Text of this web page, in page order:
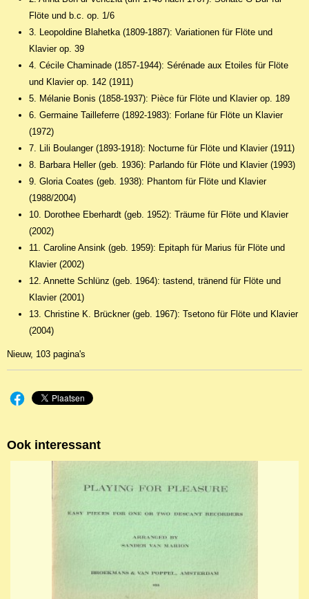
Flöte und b.c. op. 1/6
3. Leopoldine Blahetka (1809-1887): Variationen für Flöte und
Klavier op. 39
4. Cécile Chaminade (1857-1944): Sérénade aux Etoiles für Flöte
und Klavier op. 142 (1911)
5. Mélanie Bonis (1858-1937): Pièce für Flöte und Klavier op. 189
6. Germaine Tailleferre (1892-1983): Forlane für Flöte un Klavier
(1972)
7. Lili Boulanger (1893-1918): Nocturne für Flöte und Klavier (1911)
8. Barbara Heller (geb. 1936): Parlando für Flöte und Klavier (1993)
9. Gloria Coates (geb. 1938): Phantom für Flöte und Klavier
(1988/2004)
10. Dorothee Eberhardt (geb. 1952): Träume für Flöte und Klavier
(2002)
11. Caroline Ansink (geb. 1959): Epitaph für Marius für Flöte und
Klavier (2002)
12. Annette Schlünz (geb. 1964): tastend, tränend für Flöte und
Klavier (2001)
13. Christine K. Brückner (geb. 1967): Tsetono für Flöte und Klavier
(2004)
Nieuw, 103 pagina's
Ook interessant